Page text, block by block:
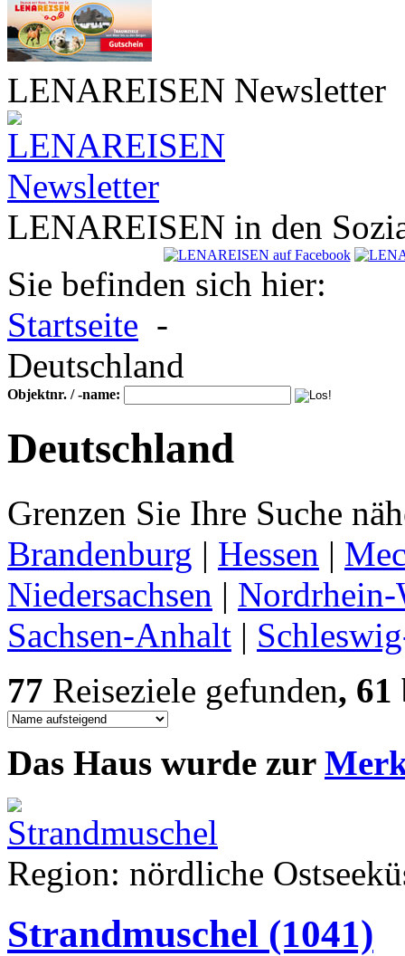
LENAREISEN Newsletter
LENAREISEN in den
Sie befinden sich hier:
Startseite -
Deutschland
Objektnr. / -name:
Deutschland
Grenzen Sie Ihre Suche
Brandenburg | Hessen |
Niedersachsen | Nordrhein-
Sachsen-Anhalt |
77 Reiseziele gefunden, 61
Das Haus wurde zur
Region: nördliche
Strandmuschel (1041)